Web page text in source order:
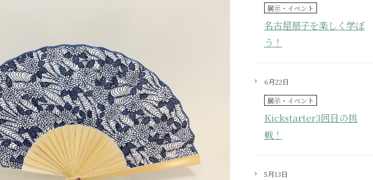
展示・イベント
名古屋扇子を楽しく学ぼ
う！
6月22日
展示・イベント
Kickstarter3回目の挑
戦！
5月13日